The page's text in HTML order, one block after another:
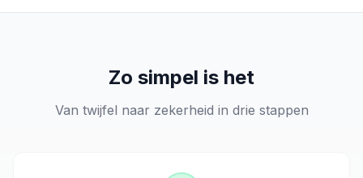
Zo simpel is het
Van twijfel naar zekerheid in drie stappen